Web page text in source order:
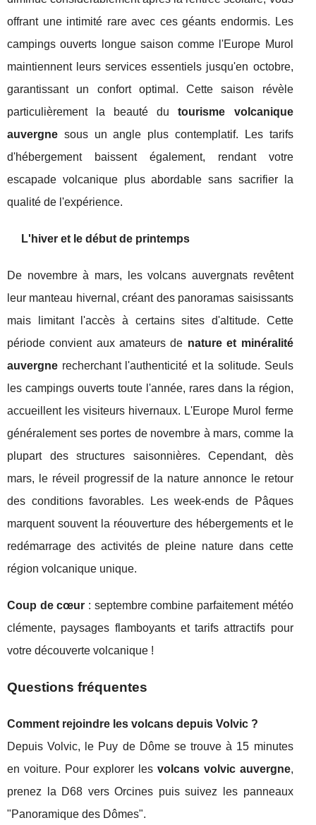
offrant une intimité rare avec ces géants endormis. Les
campings ouverts longue saison comme l'Europe Murol
maintiennent leurs services essentiels jusqu'en octobre,
garantissant un confort optimal. Cette saison révèle
particulièrement la beauté dutourisme volcanique
auvergne sous un angle plus contemplatif. Les tarifs
d'hébergement baissent également, rendant votre
escapade volcanique plus abordable sans sacrifier la
qualité de l'expérience.
L'hiver et le début de printemps
De novembre à mars, les volcans auvergnats revêtent
leur manteau hivernal, créant des panoramas saisissants
mais limitant l'accès à certains sites d'altitude. Cette
période convient aux amateurs de nature et minéralité
auvergne recherchant l'authenticité et la solitude. Seuls
les campings ouverts toute l'année, rares dans la région,
accueillent les visiteurs hivernaux. L'Europe Murol ferme
généralement ses portes de novembre à mars, comme la
plupart des structures saisonnières. Cependant, dès
mars, le réveil progressif de la nature annonce le retour
des conditions favorables. Les week-ends de Pâques
marquent souvent la réouverture des hébergements et le
redémarrage des activités de pleine nature dans cette
région volcanique unique.
Coup de cœur : septembre combine parfaitement météo
clémente, paysages flamboyants et tarifs attractifs pour
votre découverte volcanique !
Questions fréquentes
Comment rejoindre les volcans depuis Volvic ?
Depuis Volvic, le Puy de Dôme se trouve à 15 minutes
en voiture. Pour explorer les volcans volvic auvergne,
prenez la D68 vers Orcines puis suivez les panneaux
"Panoramique des Dômes".